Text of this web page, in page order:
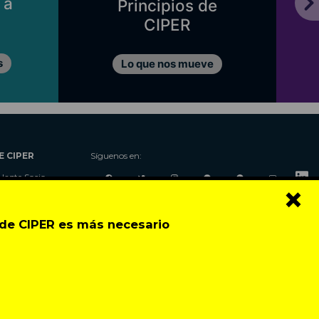
CIPER es más necesario
×
Principios de
CIPER
Lo que nos mueve
CIPER
Socio
Contacto
Síguenos en: